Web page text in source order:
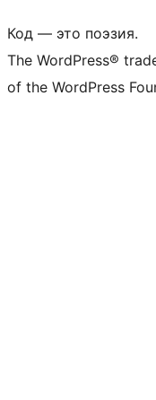
Код — это поэзия.
The WordPress®
of the WordPress